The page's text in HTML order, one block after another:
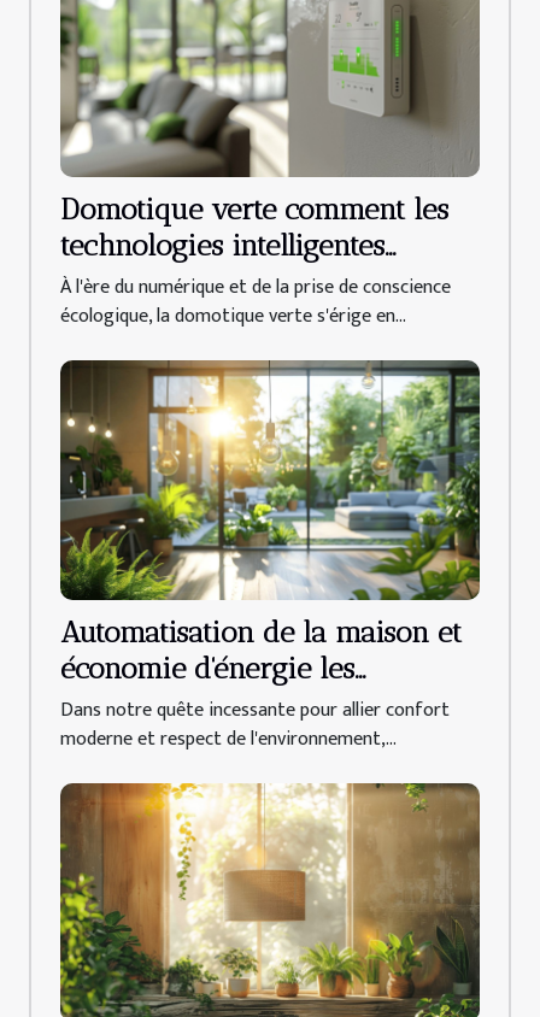
Domotique verte comment les
technologies intelligentes
peuvent réduire la
consommation d'énergie
À l'ère du numérique et de la prise de conscience
écologique, la domotique verte s'érige en...
Automatisation de la maison et
économie d'énergie les
dispositifs intelligents à adopter
Dans notre quête incessante pour allier confort
moderne et respect de l'environnement,...